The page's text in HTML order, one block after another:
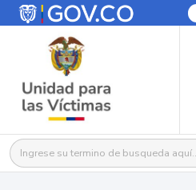
Buscar: